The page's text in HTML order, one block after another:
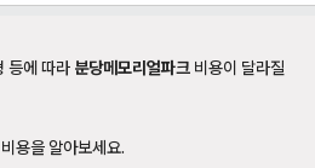
등에 따라 분당메모리얼파크 비용이 달라질
용을 알아보세요.